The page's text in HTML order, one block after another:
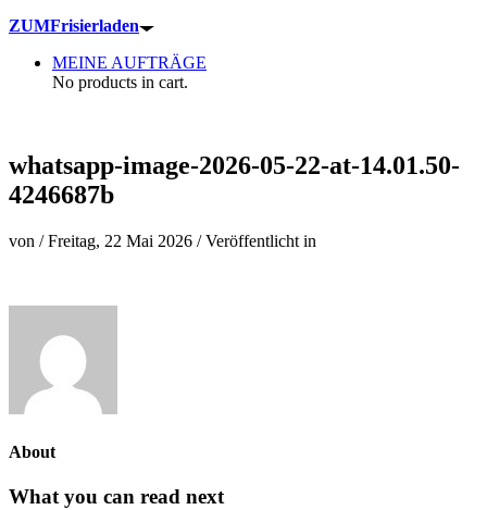
ZUMFrisierladen
MEINE AUFTRÄGE
No products in cart.
whatsapp-image-2026-05-22-at-14.01.50-
4246687b
von /Freitag, 22 Mai 2026 /Veröffentlicht in
About
What you can read next